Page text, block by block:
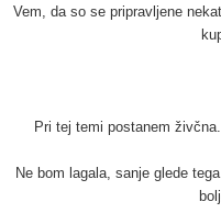
Vem, da so se pripravljene
Pri tej temi postanem
Ne bom lagala, sanje glede